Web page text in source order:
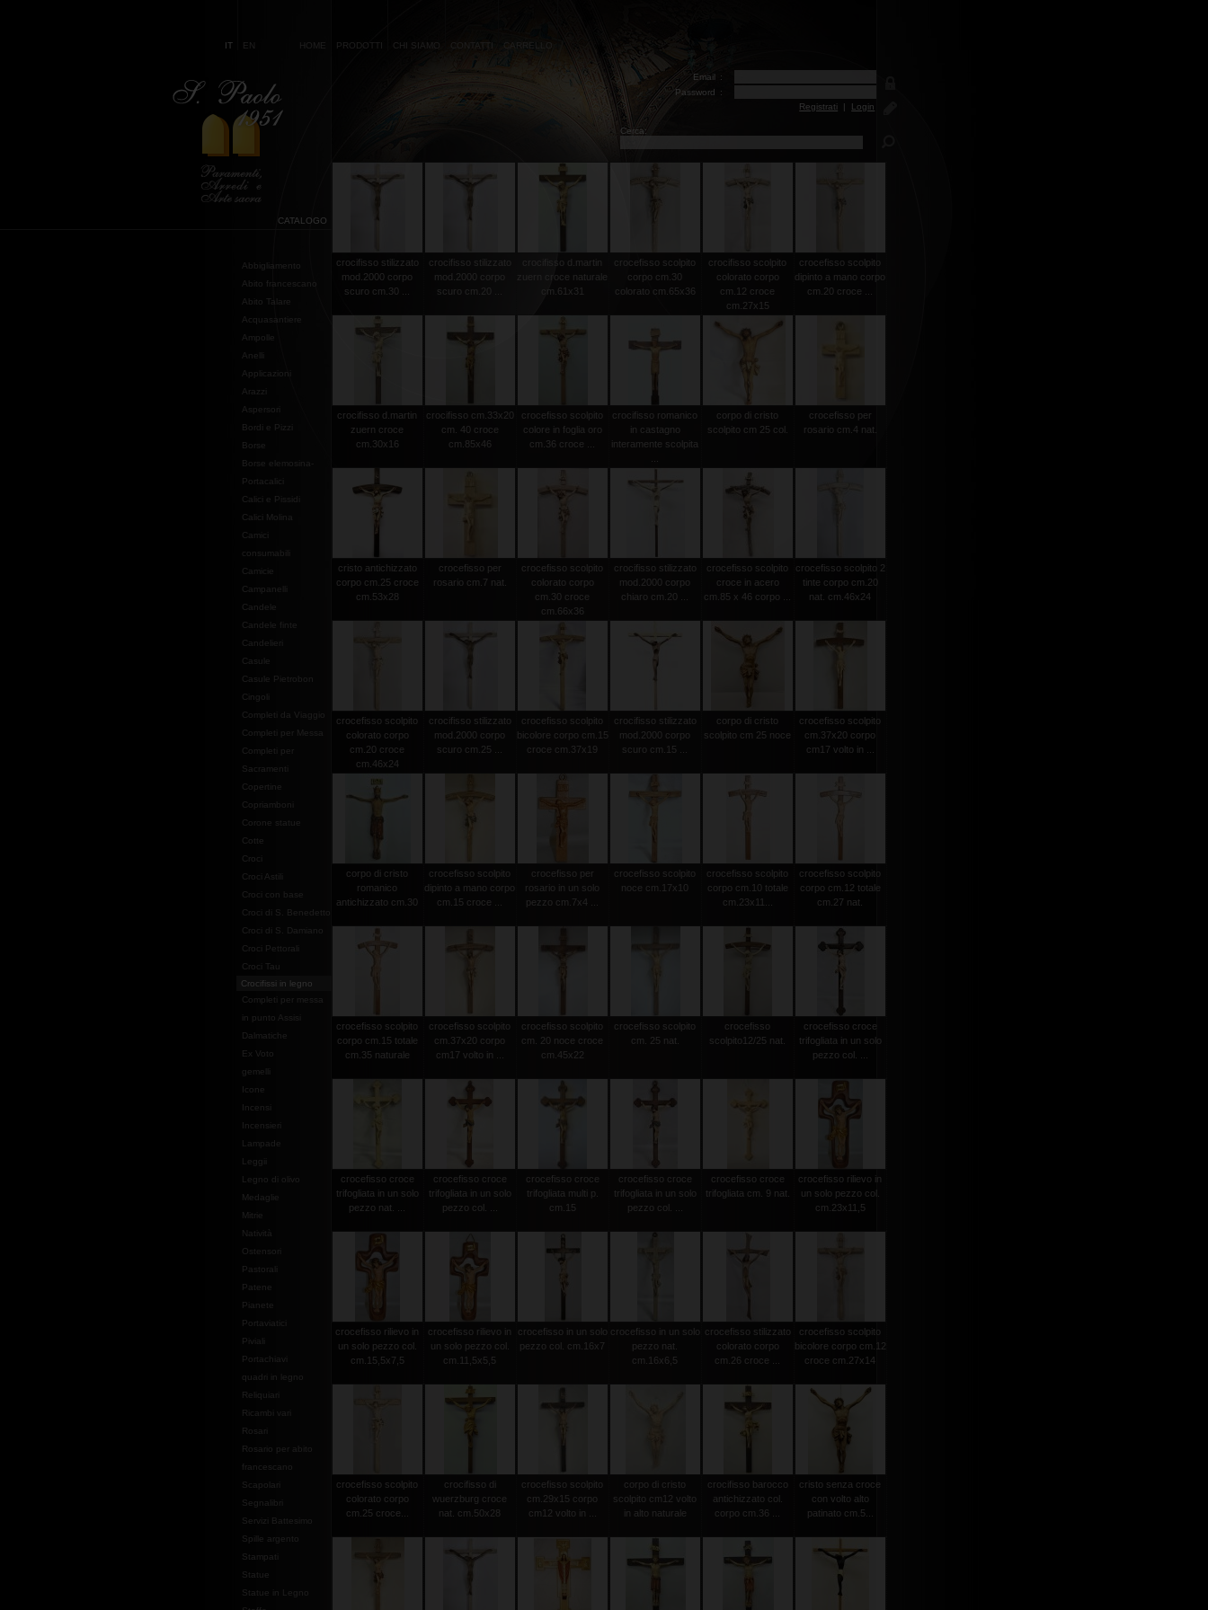
IT EN HOME PRODOTTI CHI SIAMO CONTATTI
Email :
Password
:
Registrati | Login
Cerca:
CATALOGO
Abbigliamento
Abito francescano
Abito Talare
Acquasantiere
Ampolle
Anelli
Applicazioni
Arazzi
Aspersori
Bordi e Pizzi
Borse
Borse elemosina-
Portacalici
Calici e Pissidi
Calici Molina
Camici
consumabili
Camicie
Campanelli
Candele
Candele finte
Candelieri
Casule
Casule Pietrobon
Cingoli
Completi da Viaggio
Completi per Messa
Completi per
Sacramenti
Copertine
Copriamboni
Corone statue
Cotte
Croci
Croci Astili
Croci con base
Croci di S. Benedetto
Croci di S. Damiano
Croci Pettorali
Croci Tau
Crocifissi in legno
Completi per messa
in punto Assisi
Dalmatiche
Ex Voto
gemelli
Icone
Incensi
Incensieri
Lampade
Leggii
Legno di olivo
Medaglie
Mitrie
Natività
Ostensori
Pastorali
Patene
Pianete
Portaviatici
Piviali
Portachiavi
quadri in legno
Reliquiari
Ricambi vari
Rosari
Rosario per abito
francescano
Scapolari
Segnalibri
Servizi Battesimo
Spille argento
Stampati
Statue
Statue in Legno
crocifisso stilizzato
mod.2000 corpo
scuro cm.30 ...
crocifisso stilizzato
mod.2000 corpo
scuro cm.20 ...
crocifisso d.martin
zuern croce naturale
cm.61x31
crocefisso scolpito
corpo cm.30
colorato cm.65x36
crocifisso scolpito
colorato corpo
cm.12 croce
cm.27x15
crocefisso scolpito
dipinto a mano corpo
cm.20 croce ...
crocifisso d.martin
zuern croce
cm.30x16
crocifisso cm.33x20
cm. 40 croce
cm.85x46
crocefisso scolpito
colore in foglia oro
cm.36 croce ...
crocifisso romanico
in castagno
interamente scolpita
corpo di cristo
scolpito cm 25 col.
crocefisso per
rosario cm.4 nat.
cristo antichizzato
corpo cm.25 croce
cm.53x28
crocefisso per
rosario cm.7 nat.
crocefisso scolpito
colorato corpo
cm.30 croce
cm.66x36
crocifisso stilizzato
mod.2000 corpo
chiaro cm.20 ...
crocefisso scolpito
croce in acero
cm.85 x 46 corpo ...
crocefisso scolpito 2
tinte corpo cm.20
nat. cm.46x24
crocefisso scolpito
colorato corpo
cm.20 croce
cm.46x24
crocifisso stilizzato
mod.2000 corpo
scuro cm.25 ...
crocefisso scolpito
bicolore corpo cm.15
croce cm.37x19
crocifisso stilizzato
mod.2000 corpo
scuro cm.15 ...
corpo di cristo
scolpito cm 25 noce
crocefisso scolpito
cm.37x20 corpo
cm17 volto in ...
corpo di cristo
romanico
antichizzato cm.30
crocefisso scolpito
dipinto a mano corpo
cm.15 croce ...
crocefisso per
rosario in un solo
pezzo cm.7x4 ...
crocefisso scolpito
noce cm.17x10
crocefisso scolpito
corpo cm.10 totale
cm.23x11...
crocefisso scolpito
corpo cm.12 totale
cm.27 nat.
crocefisso scolpito
corpo cm.15 totale
cm.35 naturale
crocefisso scolpito
cm.37x20 corpo
cm17 volto in ...
crocefisso scolpito
cm. 20 noce croce
cm.45x22
crocefisso scolpito
cm. 25 nat.
crocefisso
scolpito12/25 nat.
crocefisso croce
trifogliata in un solo
pezzo col. ...
crocefisso croce
trifogliata in un solo
pezzo nat. ...
crocefisso croce
trifogliata in un solo
pezzo col. ...
crocefisso croce
trifogliata multi p.
cm.15
crocefisso croce
trifogliata in un solo
pezzo col. ...
crocefisso croce
trifogliata cm. 9 nat.
crocefisso rilievo in
un solo pezzo col.
cm.23x11,5
crocefisso rilievo in
un solo pezzo col.
cm.15,5x7,5
crocefisso rilievo in
un solo pezzo col.
cm.11,5x5,5
crocefisso in un solo
pezzo col. cm.16x7
crocefisso in un solo
pezzo nat.
cm.16x6,5
crocefisso stilizzato
colorato corpo
cm.26 croce ...
crocefisso scolpito
bicolore corpo cm.12
croce cm.27x14
crocefisso scolpito
colorato corpo
cm.25 croce...
crocifisso di
wuerzburg croce
nat. cm.50x28
crocefisso scolpito
cm.29x15 corpo
cm12 volto in ...
corpo di cristo
scolpito cm12 volto
in alto naturale
crocifisso barocco
antichizzato col.
corpo cm.36 ...
cristo senza croce
con volto alto
patinato cm.5...